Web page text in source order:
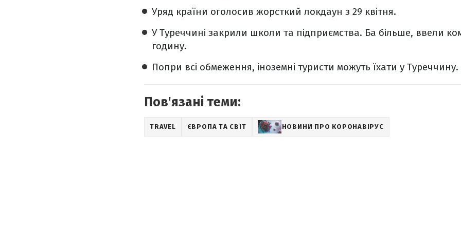
Уряд країни оголосив жорсткий локдаун з 29 квітня.
У Туреччині закрили школи та підприємства. Ба більше, ввели
годину.
Попри всі обмеження, іноземні туристи можуть їхати у Туреччину.
Пов'язані теми:
TRAVEL ЄВРОПА ТА СВІТ НОВИНИ ПРО КОРОНАВІРУС